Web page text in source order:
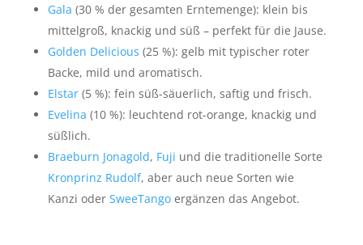
Gala (30 % der gesamten Erntemenge): klein bis
mittelgroß, knackig und süß – perfekt für die Jause.
Golden Delicious (25 %): gelb mit typischer roter
Backe, mild und aromatisch.
Elstar(5 %): fein süß-säuerlich, saftig und frisch.
Evelina (10 %): leuchtend rot-orange, knackig und
süßlich.
Braeburn Jonagold, Fuji und die traditionelle Sorte
Kronprinz Rudolf, aber auch neue Sorten wie
Kanzi oder SweeTangoergänzen das Angebot.